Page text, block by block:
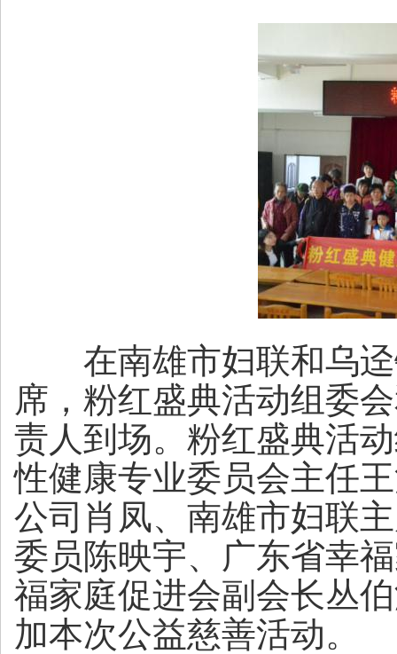
在南雄市妇联和乌迳
席，粉红盛典活动组委
责人到场。粉红盛典活
性健康专业委员会主任
公司肖凤、南雄市妇联
委员陈映宇、广东省幸
福家庭促进会副会长丛
加本次公益慈善活动。